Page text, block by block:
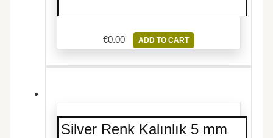
€0.00 ADD TO CART
Silver Renk Kalınlık 5 mm